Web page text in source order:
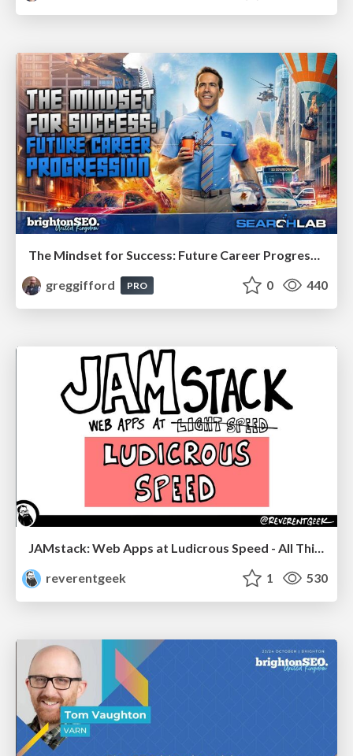
greggifford
PRO 0 440
JAMstack: Web Apps at Ludicrous Speed - All Things Open 2022
reverentgeek
1 530